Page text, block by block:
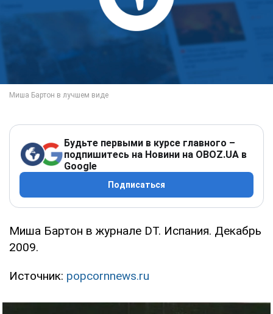
Будьте первыми в курсе главного –
подпишитесь на Новини на OBOZ.UA в
Google
Подписаться
Миша Бартон в журнале DT. Испания. Декабрь
2009.
Источник: popcornnews.ru